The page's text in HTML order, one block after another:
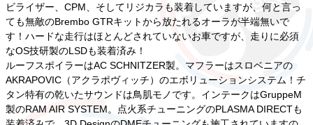
ビライザー、CPM、そしてリジカラも装着していますが、何と言っ
ても無敵のBrembo GTRキットから放たれるオーラが半端無いで
す！ハードな走行はほとんどされていないお車ですが、走りに必須
なOS技研製のLSDも装着済み！
ルーフスポイラーはAC SCHNITZER製。マフラーはスロベニアの
AKRAPOVIC（アクラポヴィッチ）のエボリューションシステム！チ
タン特有の乾いたサウンドは鳥肌モノです。インテークはGruppeM
製のRAM AIR SYSTEM。点火系チューニングのPLASMA DIRECTも